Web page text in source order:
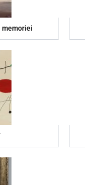
memoriei